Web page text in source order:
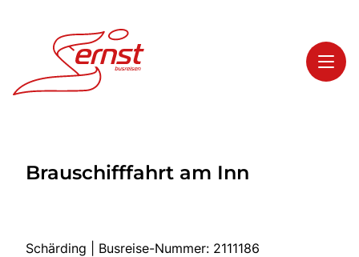
Highlights
Brauschifffahrt am Inn
Schärding | Busreise-Nummer: 2111186